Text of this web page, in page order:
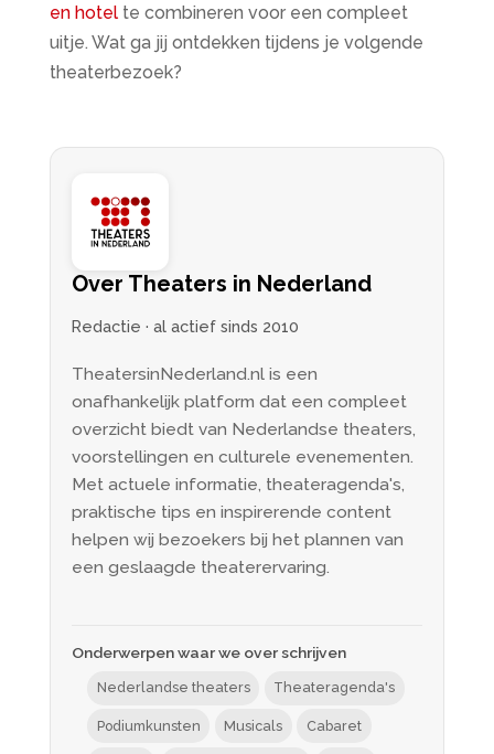
en hotelte combineren voor een compleet
uitje. Wat ga jij ontdekken tijdens je volgende
theaterbezoek?
Over Theaters in Nederland
Redactie · al actief sinds 2010
TheatersinNederland.nl is een
onafhankelijk platform dat een compleet
overzicht biedt van Nederlandse theaters,
voorstellingen en culturele evenementen.
Met actuele informatie, theateragenda's,
praktische tips en inspirerende content
helpen wij bezoekers bij het plannen van
een geslaagde theaterervaring.
Onderwerpen waar we over schrijven
Nederlandse theaters Theateragenda's
Podiumkunsten Musicals Cabaret